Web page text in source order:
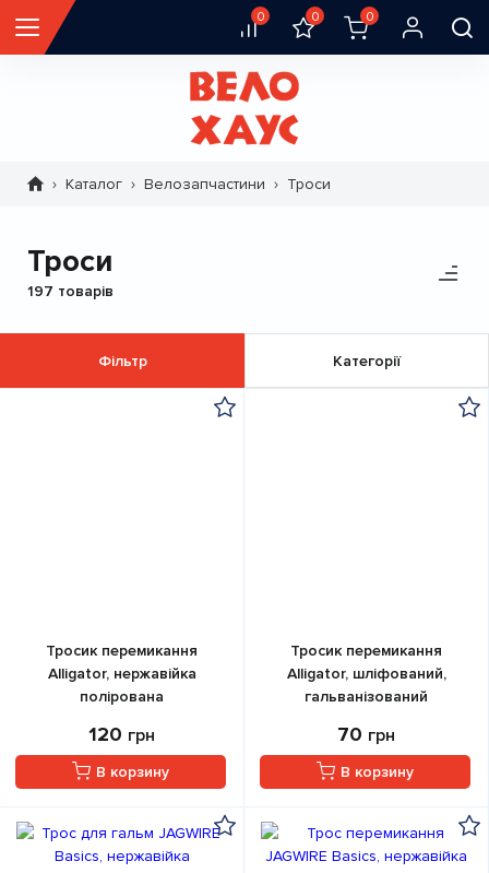
0 0 0
РядокКаталог Велозапчастини Троси
Троси
Фільтр Категорії
197 товарів
Тросик перемикання
Alligator, нержавійка
полірована
120 грн
В корзину
Тросик перемикання
Alligator, шліфований,
гальванізований
70 грн
В корзину